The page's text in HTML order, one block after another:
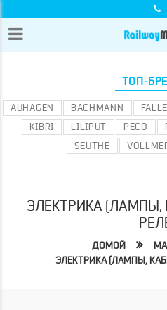
ТОП-
AUHAGEN BACHMANN
KIBRI
LILIPUT PECO
SEUTHE
ЭЛЕКТРИКА (ЛАМПЫ,
ДОМОЙ
ЭЛЕКТРИКА (ЛАМПЫ,